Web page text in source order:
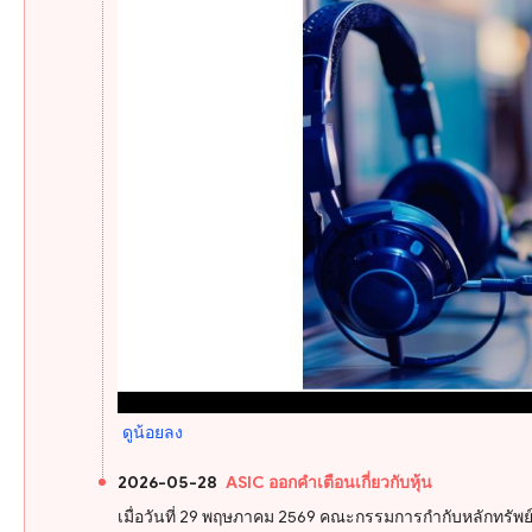
ดูน้อยลง
2026-05-28 ASIC ออกคำเตือนเกี่ยวกับหุ้น
เมื่อวันที่ 29 พฤษภาคม 2569 คณะกรรมการกำกับหลักทรัพ